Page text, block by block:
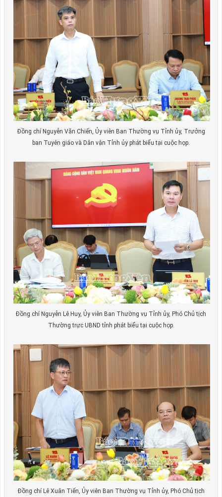
Đồng chí Nguyễn Văn Chiến, Ủy viên Ban Thường vụ Tỉnh ủy, Trưởng
ban Tuyên giáo và Dân vận Tỉnh ủy phát biểu tại cuộc họp.
Đồng chí Nguyễn Lê Huy, Ủy viên Ban Thường vụ Tỉnh ủy, Phó Chủ tịch
Thường trực UBND tỉnh phát biểu tại cuộc họp.
Đồng chí Lê Xuân Tiến, Ủy viên Ban Thường vụ Tỉnh ủy, Phó Chủ tịch